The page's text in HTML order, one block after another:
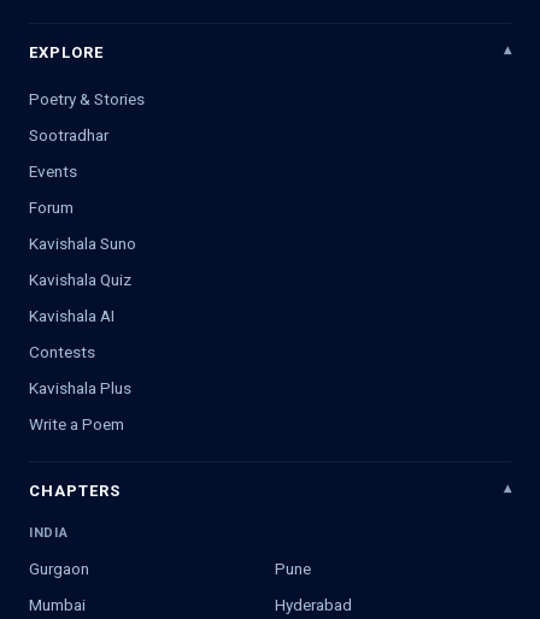
EXPLORE
Poetry & Stories
Sootradhar
Events
Forum
Kavishala Suno
Kavishala Quiz
Kavishala AI
Contests
Kavishala Plus
Write a Poem
CHAPTERS
INDIA
Gurgaon
Pune
Mumbai
Hyderabad